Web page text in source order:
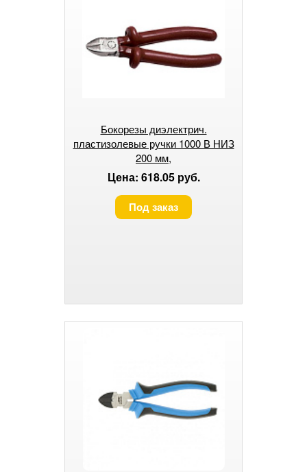
Бокорезы диэлектрич.
пластизолевые ручки 1000 В НИЗ
200 мм,
Цена: 618.05 руб.
Под заказ